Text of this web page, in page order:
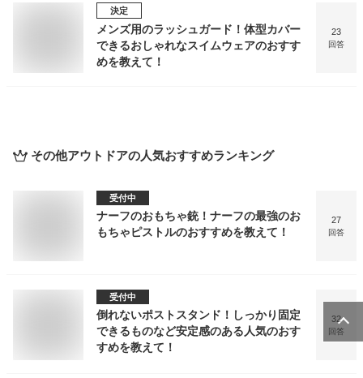
決定
メンズ用のラッシュガード！体型カバー
できるおしゃれなスイムウェアのおすす
めを教えて！
23
回答
その他アウトドアの人気おすすめランキング
受付中
ナーフのおもちゃ銃！ナーフの最強のお
もちゃピストルのおすすめを教えて！
27
回答
受付中
倒れないポストスタンド！しっかり固定
できるものなど安定感のある人気のおす
すめを教えて！
32
回答